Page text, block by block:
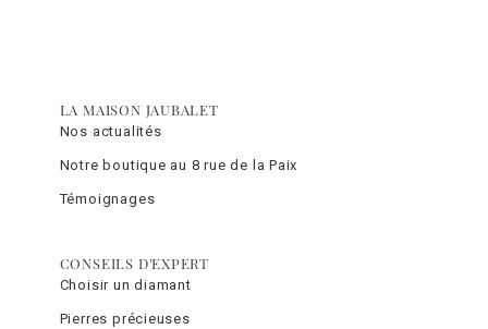
LA MAISON JAUBALET
Nos actualités
Notre boutique au 8 rue de la Paix
Témoignages
CONSEILS D'EXPERT
Choisir un diamant
Pierres précieuses